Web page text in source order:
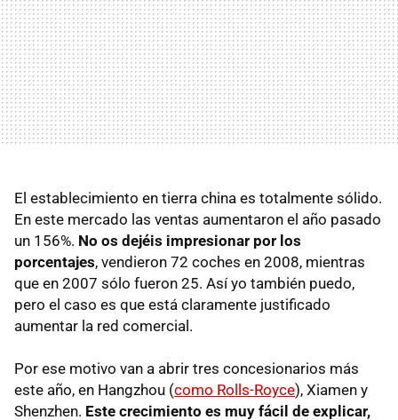
El establecimiento en tierra china es totalmente sólido.
En este mercado las ventas aumentaron el año pasado
un 156%. No os dejéis impresionar por los
porcentajes, vendieron 72 coches en 2008, mientras
que en 2007 sólo fueron 25. Así yo también puedo,
pero el caso es que está claramente justificado
aumentar la red comercial.
Por ese motivo van a abrir tres concesionarios más
este año, en Hangzhou (como Rolls-Royce), Xiamen y
Shenzhen. Este crecimiento es muy fácil de explicar,